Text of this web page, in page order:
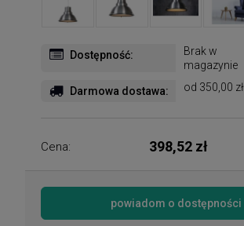
Dostępność:
Brak w
magazynie
Darmowa dostawa: od 350,00 zł
Cena: 398,52 zł
powiadom o dostępności